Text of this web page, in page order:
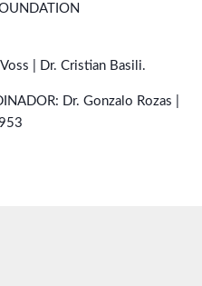
| Dr. Cristian Basili.
Dr. Gonzalo Rozas |